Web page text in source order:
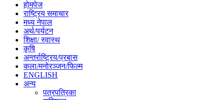
होमपेज
राष्ट्रिय समाचार
मध्य नेपाल
अर्थ/पर्यटन
शिक्षा/ स्वास्थ
कृषि
अन्तर्राष्ट्रिय/प्रबास
कला/मनोरञ्जन/फिल्म
ENGLISH
अन्य
पत्रपत्रिका